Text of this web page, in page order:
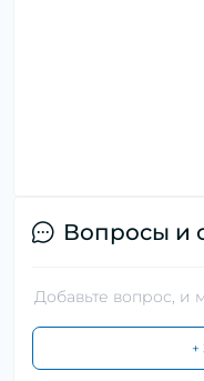
Вопросы и
Добавьте вопрос, и
+